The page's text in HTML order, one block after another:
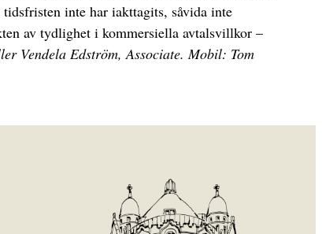
inte har iakttagits, såvida inte
av tydlighet i kommersiella avtalsvillkor –
Vendela Edström, Associate. Mobil: Tom